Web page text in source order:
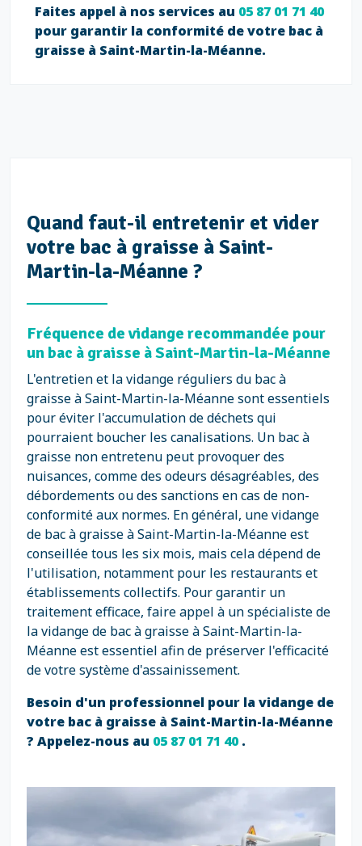
Faites appel à nos services au 05 87 01 71 40
pour garantir la conformité de votre bac à
graisse à Saint-Martin-la-Méanne.
Quand faut-il entretenir et vider
votre bac à graisse à Saint-
Martin-la-Méanne ?
Fréquence de vidange recommandée pour
un bac à graisse à Saint-Martin-la-Méanne
L'entretien et la vidange réguliers du bac à
graisse à Saint-Martin-la-Méanne sont essentiels
pour éviter l'accumulation de déchets qui
pourraient boucher les canalisations. Un bac à
graisse non entretenu peut provoquer des
nuisances, comme des odeurs désagréables, des
débordements ou des sanctions en cas de non-
conformité aux normes. En général, une vidange
de bac à graisse à Saint-Martin-la-Méanne est
conseillée tous les six mois, mais cela dépend de
l'utilisation, notamment pour les restaurants et
établissements collectifs. Pour garantir un
traitement efficace, faire appel à un spécialiste de
la vidange de bac à graisse à Saint-Martin-la-
Méanne est essentiel afin de préserver l'efficacité
de votre système d'assainissement.
Besoin d'un professionnel pour la vidange de
votre bac à graisse à Saint-Martin-la-Méanne
? Appelez-nous au 05 87 01 71 40.